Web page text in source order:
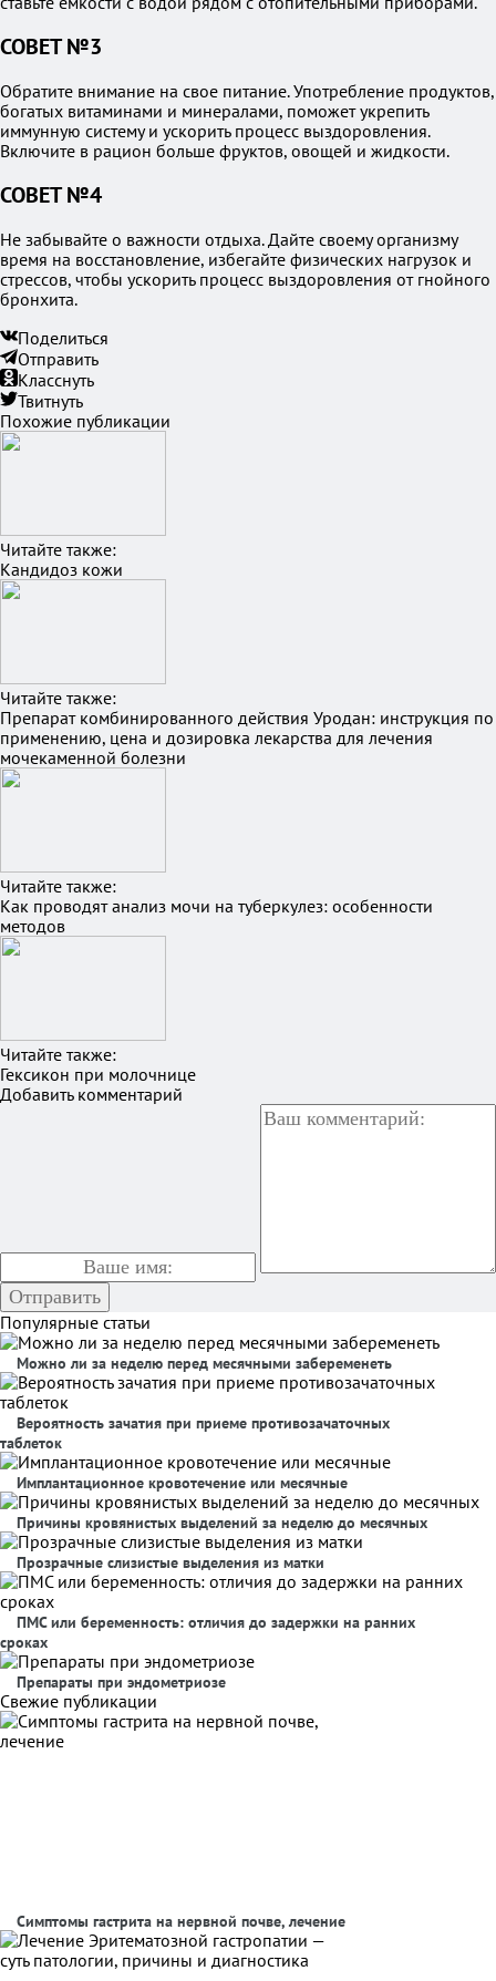
СОВЕТ №3
Обратите внимание на свое питание. Употребление продуктов,
богатых витаминами и минералами, поможет укрепить
иммунную систему и ускорить процесс выздоровления.
Включите в рацион больше фруктов, овощей и жидкости.
СОВЕТ №4
Не забывайте о важности отдыха. Дайте своему организму
время на восстановление, избегайте физических нагрузок и
стрессов, чтобы ускорить процесс выздоровления от гнойного
бронхита.
Поделиться
Отправить
Класснуть
Твитнуть
Похожие публикации
Читайте также:
Кандидоз кожи
Читайте также:
Препарат комбинированного действия Уродан: инструкция по
применению, цена и дозировка лекарства для лечения
мочекаменной болезни
Читайте также:
Как проводят анализ мочи на туберкулез: особенности
методов
Читайте также:
Гексикон при молочнице
Добавить комментарий
Популярные статьи
Можно ли за неделю перед месячными забеременеть
Вероятность зачатия при приеме противозачаточных
таблеток
Имплантационное кровотечение или месячные
Причины кровянистых выделений за неделю до месячных
Прозрачные слизистые выделения из матки
ПМС или беременность: отличия до задержки на ранних
сроках
Препараты при эндометриозе
Свежие публикации
Симптомы гастрита на нервной почве, лечение